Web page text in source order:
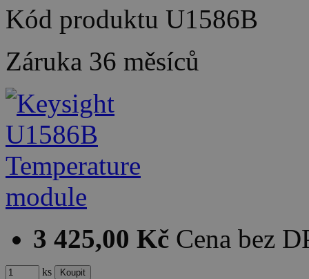
Kód produktu U1586B
Záruka 36 měsíců
3 425,00 Kč Cena bez
ks